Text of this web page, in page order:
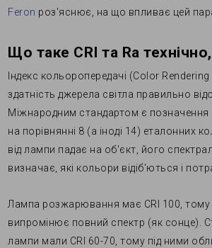
Feron роз'яснює, на що впливає цей
Що таке CRI та Ra
Індекс кольоропередачі (Color
здатність джерела світла правильно
Міжнародним стандартом є позначення
на порівнянні 8 (а іноді 14) еталонних
від лампи падає на об'єкт, його
визначає, які кольори відіб'ються і
Лампа розжарювання має CRI 100,
випромінює повний спектр (як сонце).
лампи мали CRI 60-70, тому під ними